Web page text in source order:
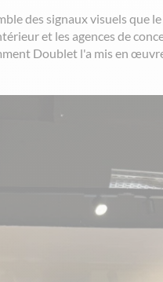
des signaux visuels que
et les agences de
Doublet l'a mis en